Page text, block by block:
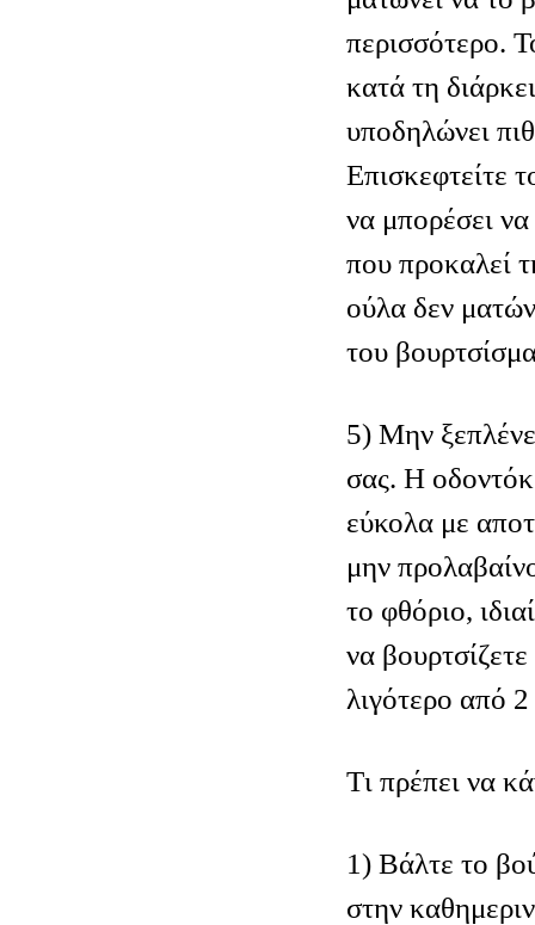
περισσότερο.
κατά τη
υποδηλώνει
Επισκεφτείτε
να μπορέσει
που προκαλεί
ούλα δεν
του
5) Μην
σας. Η
εύκολα με
μην
το φθόριο,
να
λιγότερο από
Tι πρέπει να
1) Βάλτε το
στην